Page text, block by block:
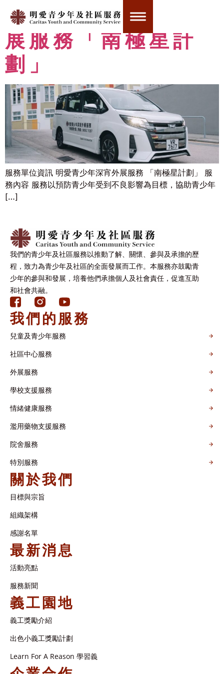
明愛青少年深宵外
展服務「南極星計
劃」
服務單位資訊 明愛青少年深宵外展服務 「南極星計劃」 服
務內容 服務以預防青少年受到不良影響為目標，協助青少年
[…]
我們的青少年及社區服務以推動了解、關懷、參與及承擔的歷
程，致力為青少年及社區的全面發展而工作。本服務亦鼓勵青
少年的參與和發展，培養他們承擔個人及社會責任，促進互助
和社會共融。
我們的服務
兒童及青少年服務
社區中心服務
外展服務
學校支援服務
情緒健康服務
濫用藥物支援服務
院舍服務
特別服務
關於我們
目標與宗旨
組織架構​
感謝名單​
最新消息
活動亮點
服務新聞
義工園地
義工獎勵介紹
出色小義工獎勵計劃
Learn For A Reason 學習義